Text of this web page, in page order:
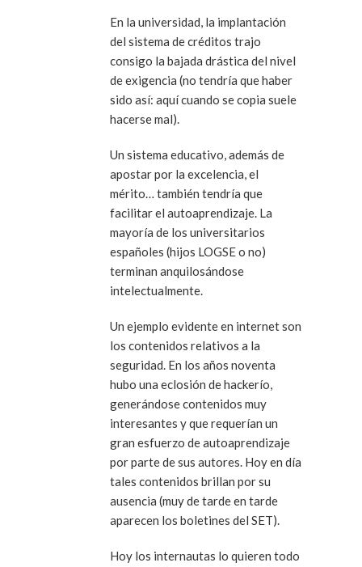
En la universidad, la implantación
del sistema de créditos trajo
consigo la bajada drástica del nivel
de exigencia (no tendría que haber
sido así: aquí cuando se copia suele
hacerse mal).
Un sistema educativo, además de
apostar por la excelencia, el
mérito… también tendría que
facilitar el autoaprendizaje. La
mayoría de los universitarios
españoles (hijos LOGSE o no)
terminan anquilosándose
intelectualmente.
Un ejemplo evidente en internet son
los contenidos relativos a la
seguridad. En los años noventa
hubo una eclosión dehackerío,
generándose contenidos muy
interesantes y que requerían un
gran esfuerzo de autoaprendizaje
por parte de sus autores. Hoy en día
tales contenidos brillan por su
ausencia (muy de tarde en tarde
aparecen los boletines del SET).
Hoy los internautas lo quieren todo